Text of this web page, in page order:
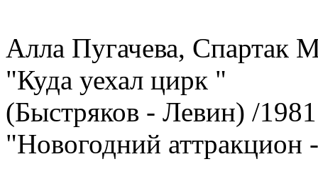
Алла Пугачева, Спартак
"Куда уехал цирк "
(Быстряков - Левин) /
"Новогодний аттракцион